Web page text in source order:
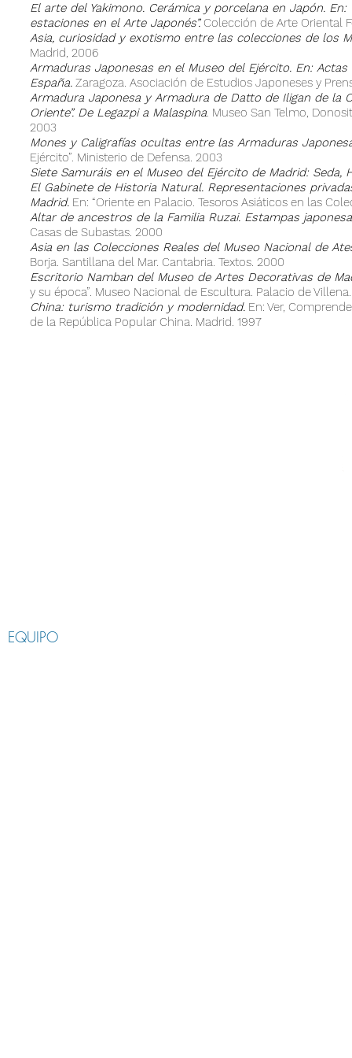
El arte del Yakimono. Cerámica y porcelana en Japón.
estaciones en el Arte Japonés”.Colección de Arte Oriental
Asia, curiosidad y exotismo entre las colecciones de los
Madrid, 2006
Armaduras Japonesas en el Museo del Ejército. En:
España. Zaragoza. Asociación de Estudios Japoneses y
Armadura Japonesa y Armadura de Datto de Iligan de la
Oriente”. De Legazpi a Malaspina. Museo San Telmo,
2003
Mones y Caligrafías ocultas entre las Armaduras
Ejército”. Ministerio de Defensa. 2003
Siete Samuráis en el Museo del Ejército de Madrid: Seda,
El Gabinete de Historia Natural. Representaciones
Madrid. En: “Oriente en Palacio. Tesoros Asiáticos en las
Altar de ancestros de la Familia Ruzai. Estampas
Casas de Subastas. 2000
Asia en las Colecciones Reales del Museo Nacional de
Borja. Santillana del Mar. Cantabria. Textos. 2000
Escritorio Namban del Museo de Artes Decorativas de
y su época”. Museo Nacional de Escultura. Palacio de
China: turismo tradición y modernidad. En: Ver,
de la República Popular China. Madrid. 1997
EQUIPO